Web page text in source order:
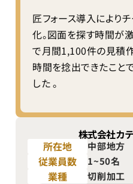
株式会社カ
所在地
中部地方
従業員数 1~50名
業種
切削加工
匠フォース導入により
化。図面を探す時間が
で月間1,100件の見積
時間を捻出できたこと
した 。